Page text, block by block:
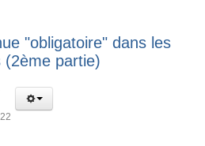
"obligatoire" dans les
(2ème partie)